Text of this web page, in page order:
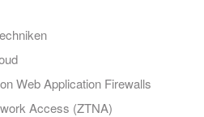
Web Application Firewalls
Access (ZTNA)